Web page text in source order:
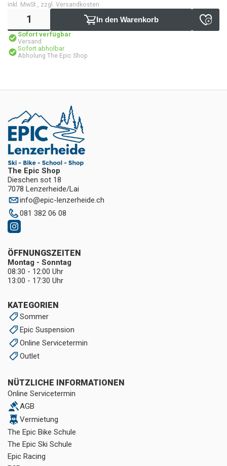
inkl. MwSt., zzgl. Versandkosten
In den Warenkorb
Sofort verfügbar
Versand
Sofort abholbar
Abholung The Epic Shop
The Epic Shop
Dieschen sot 18
7078 Lenzerheide/Lai
info@epic-lenzerheide.ch
081 382 06 08
KATEGORIEN
Sommer
Epic Suspension
Online Servicetermin
Outlet
NÜTZLICHE INFORMATIONEN
Online Servicetermin
AGB
Vermietung
The Epic Bike Schule
The Epic Ski Schule
Epic Racing
ÖFFNUNGSZEITEN
Montag - Sonntag
08:30 - 12:00 Uhr
13:00 - 17:30 Uhr